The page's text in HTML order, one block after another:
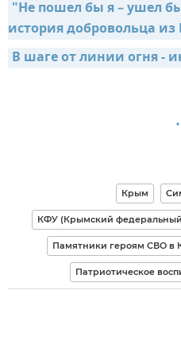
"Не пошел бы я – ушел
история добровольца
В шаге от линии огня -
Крым
КФУ (Крымский федеральный
Памятники героям СВО в
Патриотическое